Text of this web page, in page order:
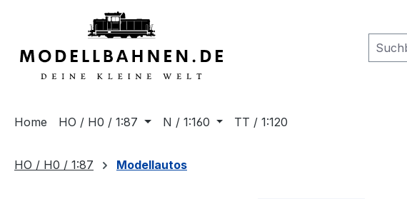
Zur Hauptnavigation springen
Home HO / H0 / 1:87 N / 1:160 TT / 1:120
HO / H0 / 1:87 Modellautos